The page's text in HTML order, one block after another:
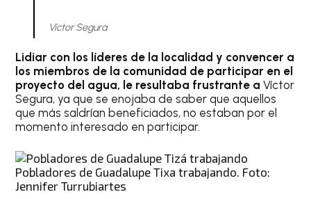
Víctor Segura
Lidiar con los líderes de la localidad y convencer a
los miembros de la comunidad de participar en el
proyecto del agua, le resultaba frustrante a Víctor
Segura, ya que se enojaba de saber que aquellos
que más saldrían beneficiados, no estaban por el
momento interesado en participar.
Pobladores de Guadalupe Tixa trabajando. Foto:
Jennifer Turrubiartes